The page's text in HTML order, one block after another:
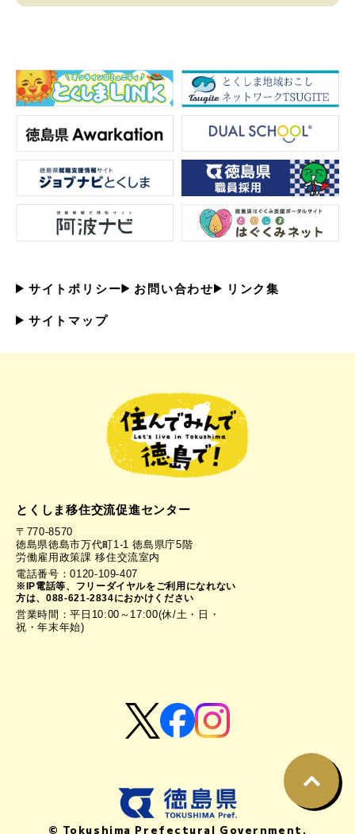
サイトポリシー お問い合わせ リンク集
サイトマップ
とくしま移住交流促進センター
〒770-8570
徳島県徳島市万代町1-1 徳島県庁5階
労働雇用政策課 移住交流室内
電話番号：0120-109-407
※IP電話等、フリーダイヤルをご利用になれない
方は、088-621-2834におかけください
営業時間：平日10:00～17:00(休/土・日・
祝・年末年始)
© Tokushima Prefectural Government.